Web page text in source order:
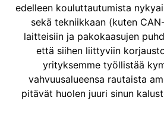
edelleen kouluttautumista
sekä tekniikkaan (kuten
laitteisiin ja pakokaasujen
että siihen liittyviin
yrityksemme työllistää
vahvuusalueensa rautaista
pitävät huolen juuri sinun